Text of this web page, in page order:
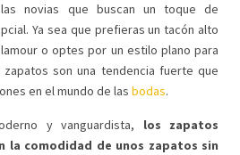
novias que buscan un toque de
Ya sea que prefieras un tacón alto
o optes por un estilo plano para
son una tendencia fuerte que
en el mundo de las bodas.
y vanguardista, los zapatos
la comodidad de unos zapatos sin